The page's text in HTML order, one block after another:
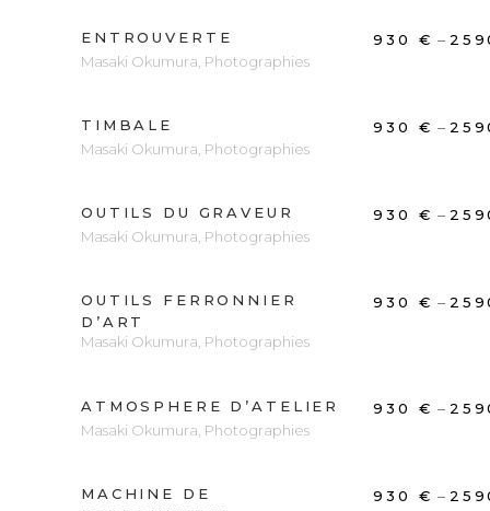
ENTROUVERTE 930 € –
Masaki Okumura Photographies
TIMBALE 930 € –
Masaki Okumura Photographies
DÉCOUVRIR
OUTILS DU GRAVEUR 930 € –
Masaki Okumura, Photographies
DÉCOUVRIR
OUTILS FERRONNIER
D’ART
930 € –
Masaki Okumura, Photographies
DÉCOUVRIR
ATMOSPHERE D’ATELIER 930 € –
Masaki Okumura Photographies
MACHINE DE
930 € –